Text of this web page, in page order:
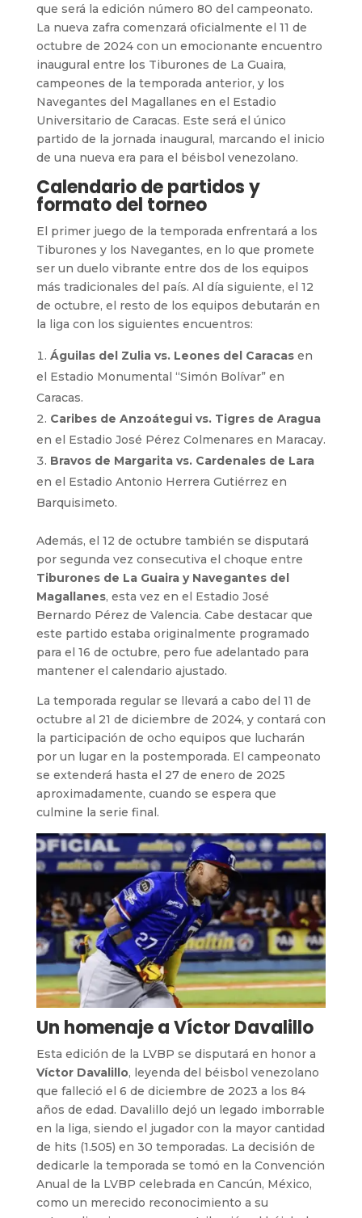
que será la edición número 80 del campeonato.
La nueva zafra comenzará oficialmente el 11 de
octubre de 2024 con un emocionante encuentro
inaugural entre los Tiburones de La Guaira,
campeones de la temporada anterior, y los
Navegantes del Magallanes en el Estadio
Universitario de Caracas. Este será el único
partido de la jornada inaugural, marcando el inicio
de una nueva era para el béisbol venezolano.
Calendario de partidos y
formato del torneo
El primer juego de la temporada enfrentará a los
Tiburones y los Navegantes, en lo que promete
ser un duelo vibrante entre dos de los equipos
más tradicionales del país. Al día siguiente, el 12
de octubre, el resto de los equipos debutarán en
la liga con los siguientes encuentros:
Águilas del Zulia vs. Leones del Caracasen
el Estadio Monumental “Simón Bolívar” en
Caracas.
Caribes de Anzoátegui vs. Tigres de Aragua
en el Estadio José Pérez Colmenares en Maracay.
Bravos de Margarita vs. Cardenales de Lara
en el Estadio Antonio Herrera Gutiérrez en
Barquisimeto.
Además, el 12 de octubre también se disputará
por segunda vez consecutiva el choque entre
Tiburones de La Guaira y Navegantes del
Magallanes, esta vez en el Estadio José
Bernardo Pérez de Valencia. Cabe destacar que
este partido estaba originalmente programado
para el 16 de octubre, pero fue adelantado para
mantener el calendario ajustado.
La temporada regular se llevará a cabo del 11 de
octubre al 21 de diciembre de 2024, y contará con
la participación de ocho equipos que lucharán
por un lugar en la postemporada. El campeonato
se extenderá hasta el 27 de enero de 2025
aproximadamente, cuando se espera que
culmine la serie final.
Un homenaje a Víctor Davalillo
Esta edición de la LVBP se disputará en honor a
Víctor Davalillo, leyenda del béisbol venezolano
que falleció el 6 de diciembre de 2023 a los 84
años de edad. Davalillo dejó un legado imborrable
en la liga, siendo el jugador con la mayor cantidad
de hits (1.505) en 30 temporadas. La decisión de
dedicarle la temporada se tomó en la Convención
Anual de la LVBP celebrada en Cancún, México,
como un merecido reconocimiento a su